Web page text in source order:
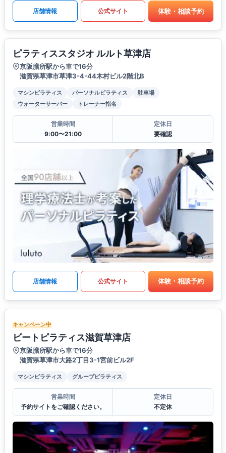
店舗情報 公式サイト 体験・相談予約
ピラティススタジオ ルルト草津店
京阪膳所駅から車で16分
滋賀県草津市草津3-4-44木村ビル2階北B
マシンピラティス パーソナルピラティス
駐車場
ウォーターサーバー
トレーナー指名
営業時間
9:00〜21:00
定休日
要確認
店舗情報 公式サイト 体験・相談予約
キャンペーン中
ビートピラティス滋賀草津店
京阪膳所駅から車で16分
滋賀県草津市大路2丁目3-1宮前ビル2F
マシンピラティス グループピラティス
営業時間
予約サイトをご確認ください。
定休日
不定休